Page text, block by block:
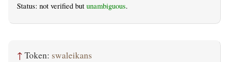
Status: not verified but unambiguous.
↑ Token: swaleikans